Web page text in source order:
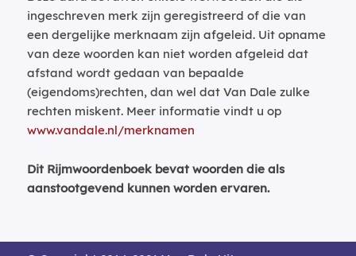
ingeschreven merk zijn geregistreerd of die van
een dergelijke merknaam zijn afgeleid. Uit opname
van deze woorden kan niet worden afgeleid dat
afstand wordt gedaan van bepaalde
(eigendoms)rechten, dan wel dat Van Dale zulke
rechten miskent. Meer informatie vindt u op
www.vandale.nl/merknamen
Dit Rijmwoordenboek bevat woorden die als
aanstootgevend kunnen worden ervaren.